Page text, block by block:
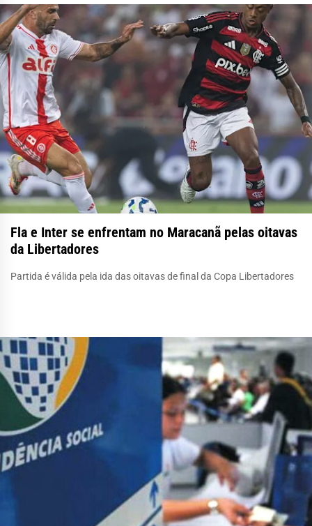
Fla e Inter se enfrentam no Maracanã pelas oitavas
da Libertadores
Partida é válida pela ida das oitavas de final da Copa Libertadores